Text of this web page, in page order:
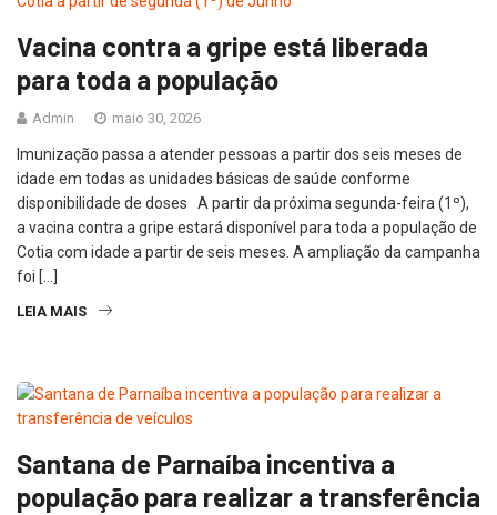
Vacina contra a gripe está liberada
para toda a população
Admin maio 30, 2026
Imunização passa a atender pessoas a partir dos seis meses de
idade em todas as unidades básicas de saúde conforme
disponibilidade de doses A partir da próxima segunda-feira (1º),
a vacina contra a gripe estará disponível para toda a população de
Cotia com idade a partir de seis meses. A ampliação da campanha
foi […]
LEIA MAIS
Santana de Parnaíba incentiva a
população para realizar a transferência